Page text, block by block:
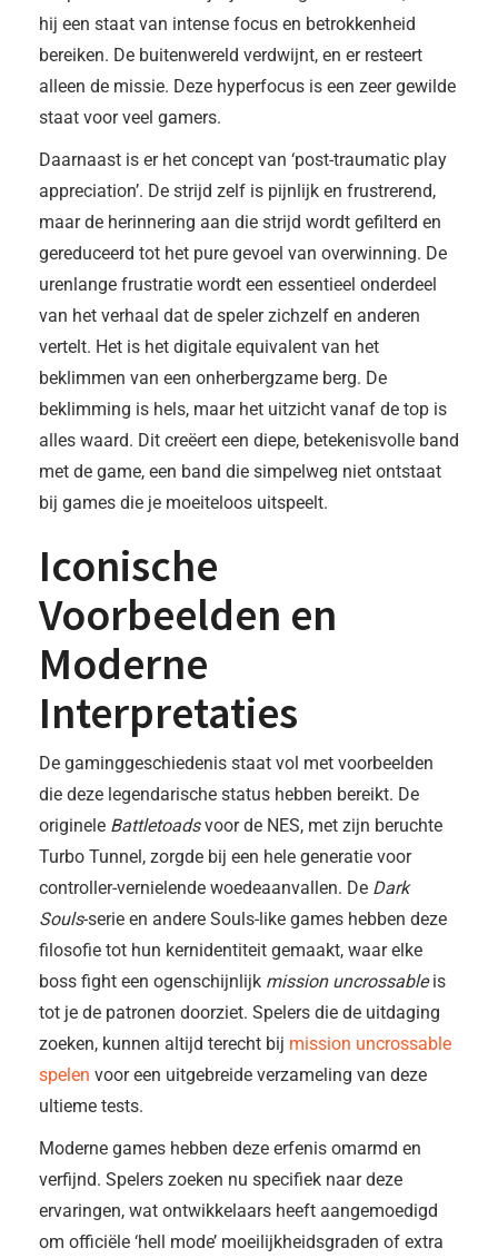
hij een staat van intense focus en betrokkenheid
bereiken. De buitenwereld verdwijnt, en er resteert
alleen de missie. Deze hyperfocus is een zeer gewilde
staat voor veel gamers.
Daarnaast is er het concept van ‘post-traumatic play
appreciation’. De strijd zelf is pijnlijk en frustrerend,
maar de herinnering aan die strijd wordt gefilterd en
gereduceerd tot het pure gevoel van overwinning. De
urenlange frustratie wordt een essentieel onderdeel
van het verhaal dat de speler zichzelf en anderen
vertelt. Het is het digitale equivalent van het
beklimmen van een onherbergzame berg. De
beklimming is hels, maar het uitzicht vanaf de top is
alles waard. Dit creëert een diepe, betekenisvolle band
met de game, een band die simpelweg niet ontstaat
bij games die je moeiteloos uitspeelt.
Iconische
Voorbeelden en
Moderne
Interpretaties
De gaminggeschiedenis staat vol met voorbeelden
die deze legendarische status hebben bereikt. De
originele Battletoadsvoor de NES, met zijn beruchte
Turbo Tunnel, zorgde bij een hele generatie voor
controller-vernielende woedeaanvallen. De Dark
Souls-serie en andere Souls-like games hebben deze
filosofie tot hun kernidentiteit gemaakt, waar elke
boss fight een ogenschijnlijk mission uncrossableis
tot je de patronen doorziet. Spelers die de uitdaging
zoeken, kunnen altijd terecht bij mission uncrossable
spelen voor een uitgebreide verzameling van deze
ultieme tests.
Moderne games hebben deze erfenis omarmd en
verfijnd. Spelers zoeken nu specifiek naar deze
ervaringen, wat ontwikkelaars heeft aangemoedigd
om officiële ‘hell mode’ moeilijkheidsgraden of extra